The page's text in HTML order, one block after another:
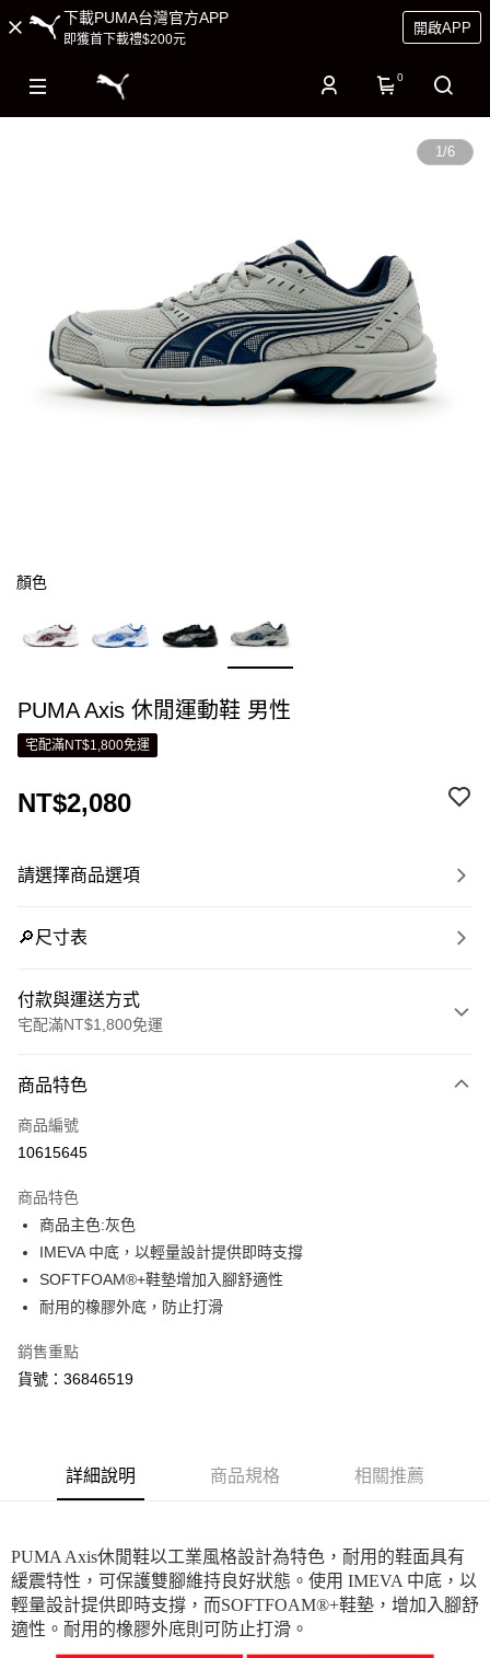
下載PUMA台灣官方APP
即獲首下載禮$200元
開啟APP
0
1/6
顏色
PUMA Axis 休閒運動鞋 男性
宅配滿NT$1,800免運
NT$2,080
請選擇商品選項
🔎尺寸表
付款與運送方式
宅配滿NT$1,800免運
信用卡一次付款
LINE Pay
街口支付
悠遊付
Google Pay
運送方式
宅配(離島恕不配送)
商品特色
商品編號
10615645
商品特色
商品主色:灰色
IMEVA 中底，以輕量設計提供即時支撐
SOFTFOAM®+鞋墊增加入腳舒適性
耐用的橡膠外底，防止打滑
銷售重點
貨號：36846519
詳細說明 商品規格 相關推薦
PUMA Axis休閒鞋以工業風格設計為特色，耐用的鞋面具有
緩震特性，可保護雙腳維持良好狀態。使用 IMEVA 中底，以
輕量設計提供即時支撐，而SOFTFOAM®+鞋墊，增加入腳舒
適性。耐用的橡膠外底則可防止打滑。